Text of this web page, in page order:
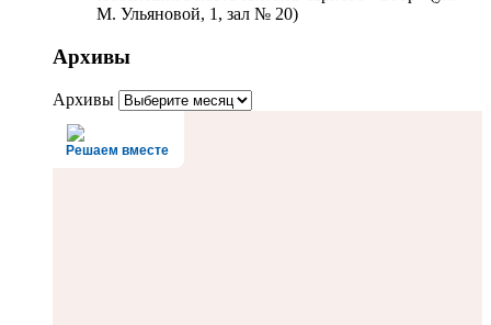
М. Ульяновой, 1, зал № 20)
Архивы
Архивы
Решаем вместе